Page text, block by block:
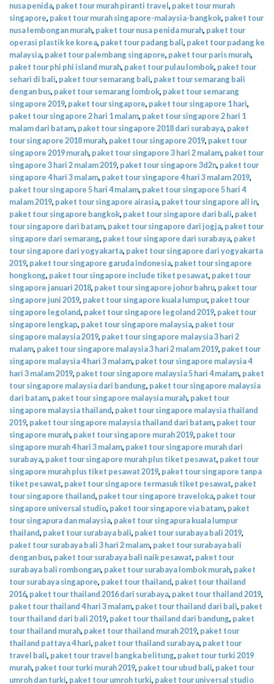
nusa penida, paket tour murah piranti travel, paket tour murah
singapore, paket tour murah singapore-malaysia-bangkok, paket tour
nusa lembongan murah, paket tour nusa penida murah, paket tour
operasi plastik ke korea, paket tour padang bali, paket tour padang ke
malaysia, paket tour palembang singapore, paket tour paris murah,
paket tour phi phi island murah, paket tour pulau lombok, paket tour
sehari di bali, paket tour semarang bali, paket tour semarang bali
dengan bus, paket tour semarang lombok, paket tour semarang
singapore 2019, paket tour singapore, paket tour singapore 1 hari,
paket tour singapore 2 hari 1 malam, paket tour singapore 2 hari 1
malam dari batam, paket tour singapore 2018 dari surabaya, paket
tour singapore 2018 murah, paket tour singapore 2019, paket tour
singapore 2019 murah, paket tour singapore 3 hari 2 malam, paket tour
singapore 3 hari 2 malam 2019, paket tour singapore 3d2n, paket tour
singapore 4 hari 3 malam, paket tour singapore 4 hari 3 malam 2019,
paket tour singapore 5 hari 4 malam, paket tour singapore 5 hari 4
malam 2019, paket tour singapore airasia, paket tour singapore all in,
paket tour singapore bangkok, paket tour singapore dari bali, paket
tour singapore dari batam, paket tour singapore dari jogja, paket tour
singapore dari semarang, paket tour singapore dari surabaya, paket
tour singapore dari yogyakarta, paket tour singapore dari yogyakarta
2019, paket tour singapore garuda indonesia, paket tour singapore
hongkong, paket tour singapore include tiket pesawat, paket tour
singapore januari 2018, paket tour singapore johor bahru, paket tour
singapore juni 2019, paket tour singapore kuala lumpur, paket tour
singapore legoland, paket tour singapore legoland 2019, paket tour
singapore lengkap, paket tour singapore malaysia, paket tour
singapore malaysia 2019, paket tour singapore malaysia 3 hari 2
malam, paket tour singapore malaysia 3 hari 2 malam 2019, paket tour
singapore malaysia 4 hari 3 malam, paket tour singapore malaysia 4
hari 3 malam 2019, paket tour singapore malaysia 5 hari 4 malam, paket
tour singapore malaysia dari bandung, paket tour singapore malaysia
dari batam, paket tour singapore malaysia murah, paket tour
singapore malaysia thailand, paket tour singapore malaysia thailand
2019, paket tour singapore malaysia thailand dari batam, paket tour
singapore murah, paket tour singapore murah 2019, paket tour
singapore murah 4 hari 3 malam, paket tour singapore murah dari
surabaya, paket tour singapore murah plus tiket pesawat, paket tour
singapore murah plus tiket pesawat 2019, paket tour singapore tanpa
tiket pesawat, paket tour singapore termasuk tiket pesawat, paket
tour singapore thailand, paket tour singapore traveloka, paket tour
singapore universal studio, paket tour singapore via batam, paket
tour singapura dan malaysia, paket tour singapura kuala lumpur
thailand, paket tour surabaya bali, paket tour surabaya bali 2019,
paket tour surabaya bali 3 hari 2 malam, paket tour surabaya bali
dengan bus, paket tour surabaya bali naik pesawat, paket tour
surabaya bali rombongan, paket tour surabaya lombok murah, paket
tour surabaya singapore, paket tour thailand, paket tour thailand
2016, paket tour thailand 2016 dari surabaya, paket tour thailand 2019,
paket tour thailand 4 hari 3 malam, paket tour thailand dari bali, paket
tour thailand dari bali 2019, paket tour thailand dari bandung, paket
tour thailand murah, paket tour thailand murah 2019, paket tour
thailand pattaya 4 hari, paket tour thailand surabaya, paket tour
travel bali, paket tour travel bangka belitung, paket tour turki 2019
murah, paket tour turki murah 2019, paket tour ubud bali, paket tour
umroh dan turki, paket tour umroh turki, paket tour universal studio